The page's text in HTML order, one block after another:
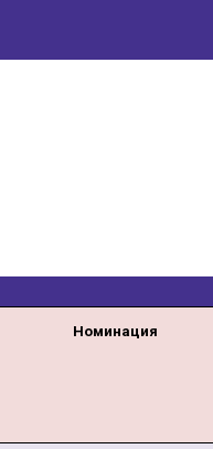
Номинация